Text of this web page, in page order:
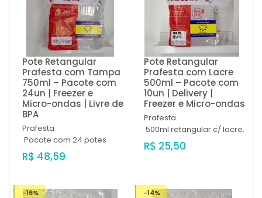
Pote Retangular
Prafesta com Tampa
750ml – Pacote com
24un | Freezer e
Micro-ondas | Livre de
BPA
Prafesta
Pacote com 24 potes
R$ 48,59
Pote Retangular
Prafesta com Lacre
500ml – Pacote com
10un | Delivery |
Freezer e Micro-ondas
Prafesta
500ml retangular c/ lacre.
R$ 25,50
-16% -14%